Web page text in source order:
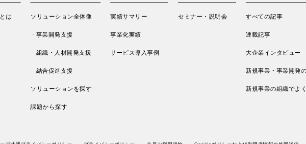
は ソリューション全体像
- 事業開発支援
- 組織・人材開発支援
- 結合促進支援
ソリューションを探す
課題から探す
実績サマリー
事業化実績
サービス導入事例
セミナー・説明会 すべての記事
連載記事
大企業インタビュー
新規事業・事業開発
新規事業の組織でよ